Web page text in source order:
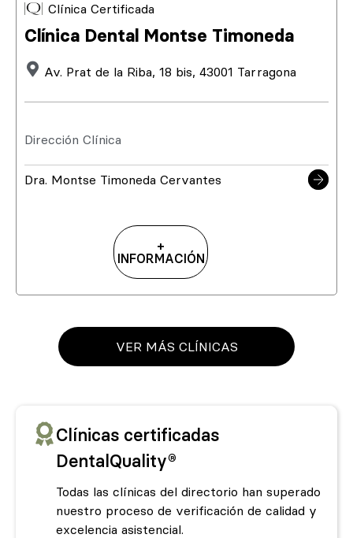
Clínica Certificada
Clínica Dental Montse Timoneda
Av. Prat de la Riba, 18 bis, 43001 Tarragona
Dirección Clínica
Dra. Montse Timoneda Cervantes
+
INFORMACIÓN
VER MÁS CLÍNICAS
Clínicas certificadas
DentalQuality®
Todas las clínicas del directorio han superado
nuestro proceso de verificación de calidad y
excelencia asistencial.